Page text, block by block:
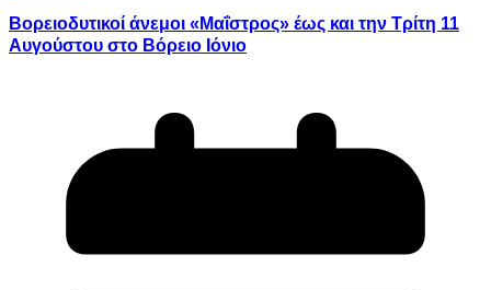
Βορειοδυτικοί άνεμοι «Μαΐστρος» έως και την Τρίτη 11
Αυγούστου στο Βόρειο Ιόνιο